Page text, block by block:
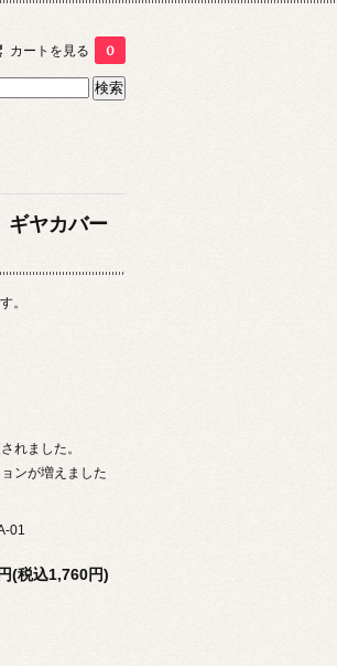
カートを見る 0
ギヤカバー
。
れました。
ンが増えました
01
(税込1,760円)